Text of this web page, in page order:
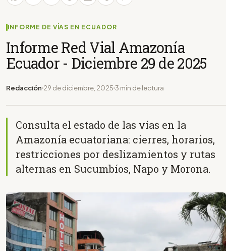
INFORME DE VÍAS EN ECUADOR
Informe Red Vial Amazonía
Ecuador - Diciembre 29 de 2025
Redacción 29 de diciembre, 2025 3 min de lectura
Consulta el estado de las vías en la
Amazonía ecuatoriana: cierres, horarios,
restricciones por deslizamientos y rutas
alternas en Sucumbíos, Napo y Morona.